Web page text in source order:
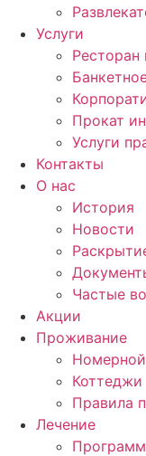
Услуги
Ресторан
Прокат
Услуги
Контакты
О нас
История
Новости
Частые
Акции
Проживание
Коттеджи
Правила
Лечение